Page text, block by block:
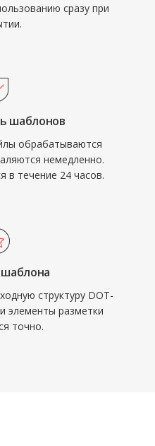
сразу при
шаблонов
обрабатываются
немедленно.
в течение 24 часов.
структуру DOT-
элементы разметки
точно.